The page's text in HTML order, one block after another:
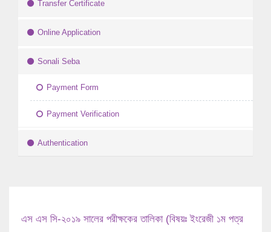
Transfer Certificate
Online Application
Sonali Seba
Payment Form
Payment Verification
Authentication
এস এস সি-২০১৯ সালের পরীক্ষকের তালিকা (বিষয়ঃ ইংরেজী ১ম পত্র